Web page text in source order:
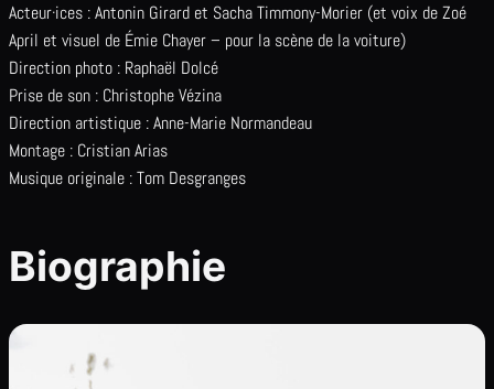
Acteur·ices : Antonin Girard et Sacha Timmony-Morier (et voix de Zoé
April et visuel de Émie Chayer – pour la scène de la voiture)
Direction photo : Raphaël Dolcé
Prise de son : Christophe Vézina
Direction artistique : Anne-Marie Normandeau
Montage : Cristian Arias
Musique originale : Tom Desgranges
Biographie